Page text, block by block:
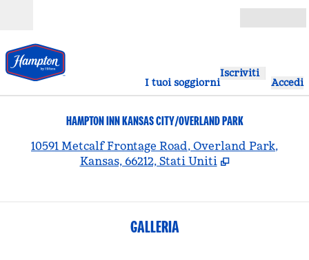
I tuoi soggiorni
Iscriviti
Accedi
HAMPTON INN KANSAS CITY/OVERLAND PARK
10591 Metcalf Frontage Road, Overland Park,
Kansas, 66212, Stati Uniti
GALLERIA